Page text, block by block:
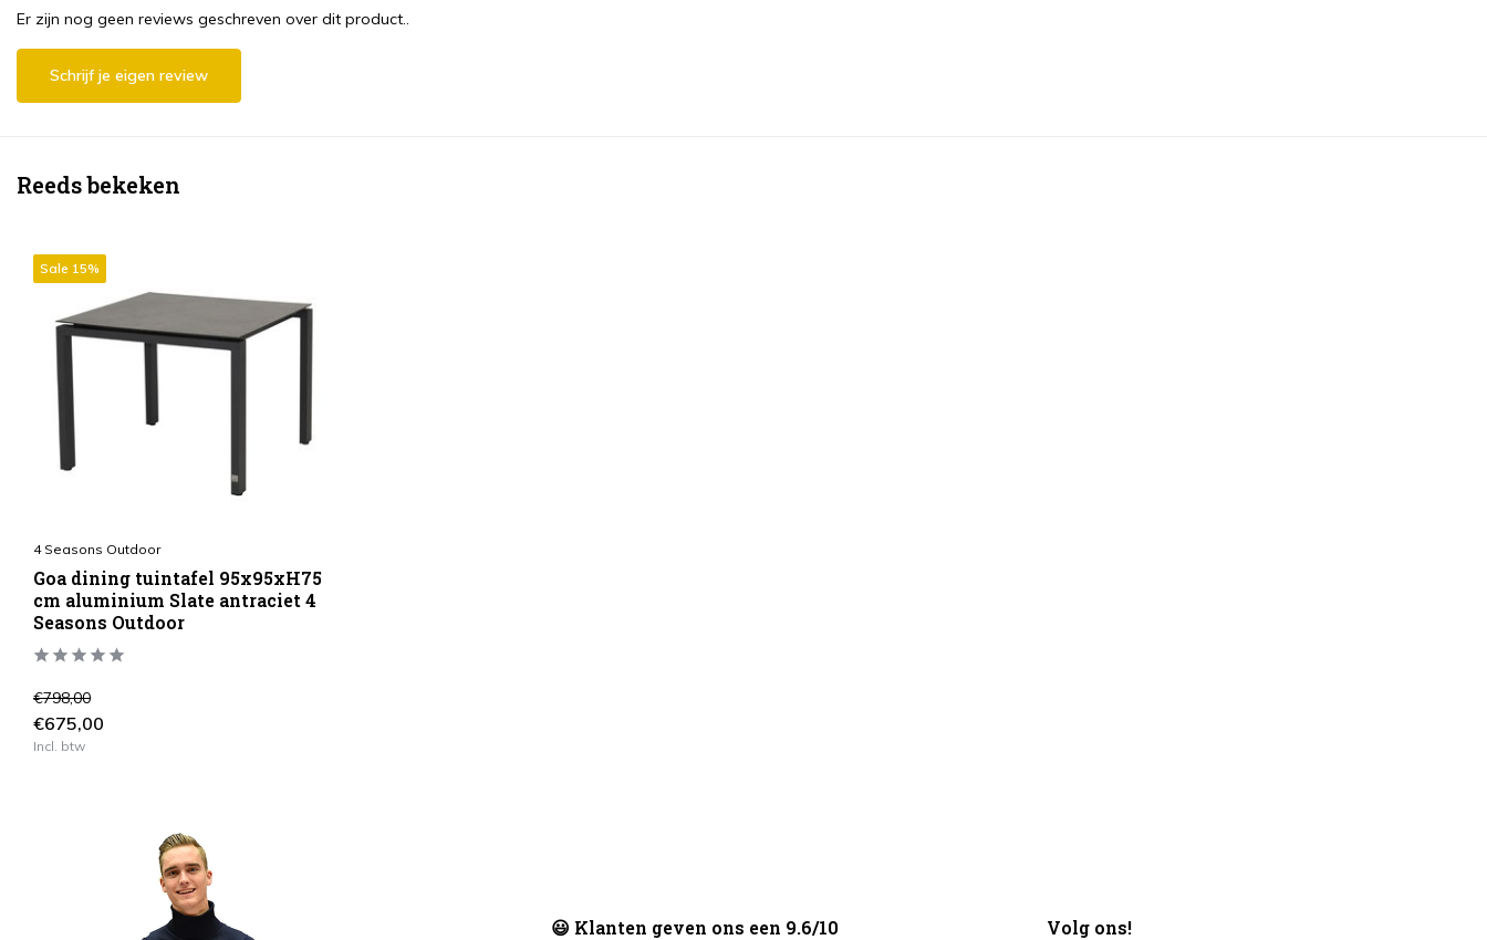
Er zijn nog geen reviews geschreven over dit product..
Schrijf je eigen review
Reeds bekeken
Sale 15%
4 Seasons Outdoor
Goa dining tuintafel 95x95xH75
cm aluminium Slate antraciet 4
Seasons Outdoor
€798,00
€675,00
Incl. btw
😃 Klanten geven ons een 9.6/10
Volg ons!